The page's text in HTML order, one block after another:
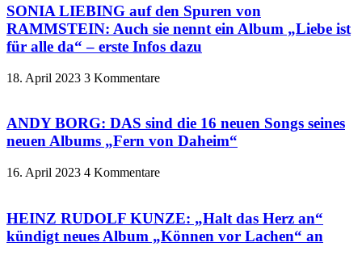
SONIA LIEBING auf den Spuren von
RAMMSTEIN: Auch sie nennt ein Album „Liebe ist
für alle da“ – erste Infos dazu
18. April 2023 3 Kommentare
ANDY BORG: DAS sind die 16 neuen Songs seines
neuen Albums „Fern von Daheim“
16. April 2023 4 Kommentare
HEINZ RUDOLF KUNZE: „Halt das Herz an“
kündigt neues Album „Können vor Lachen“ an